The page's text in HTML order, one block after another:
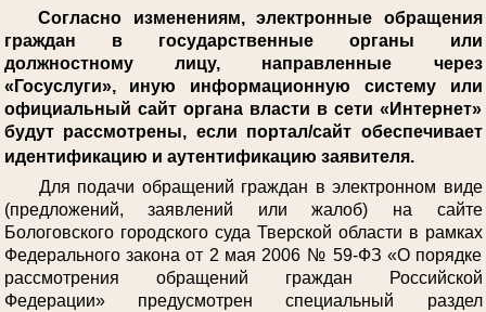
Согласно изменениям, электронные обращения
граждан в государственные органы или
должностному лицу, направленные через
«Госуслуги», иную информационную систему или
официальный сайт органа власти в сети «Интернет»
будут рассмотрены, если портал/сайт обеспечивает
идентификацию и аутентификацию заявителя.
Для подачи обращений граждан в электронном виде
(предложений, заявлений или жалоб) на сайте
Бологовского городского суда Тверской области в рамках
Федерального закона от 2 мая 2006 № 59-ФЗ «О порядке
рассмотрения обращений граждан Российской
Федерации» предусмотрен специальный раздел